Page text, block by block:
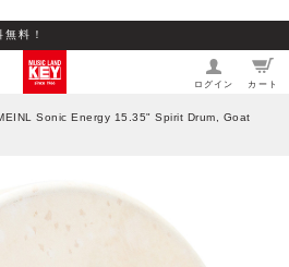
料！
ログイン カート
Sonic Energy 15.35" Spirit Drum, Goat